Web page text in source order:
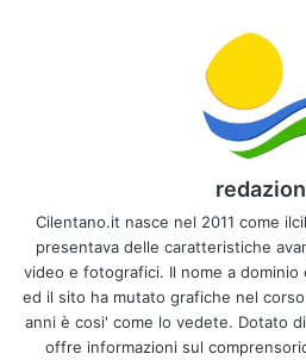
Cilentano.it nasce nel 2011 come
presentava delle caratteristiche
video e fotografici. Il nome a
ed il sito ha mutato grafiche nel
anni è cosi' come lo vedete. Dotato
offre informazioni sul